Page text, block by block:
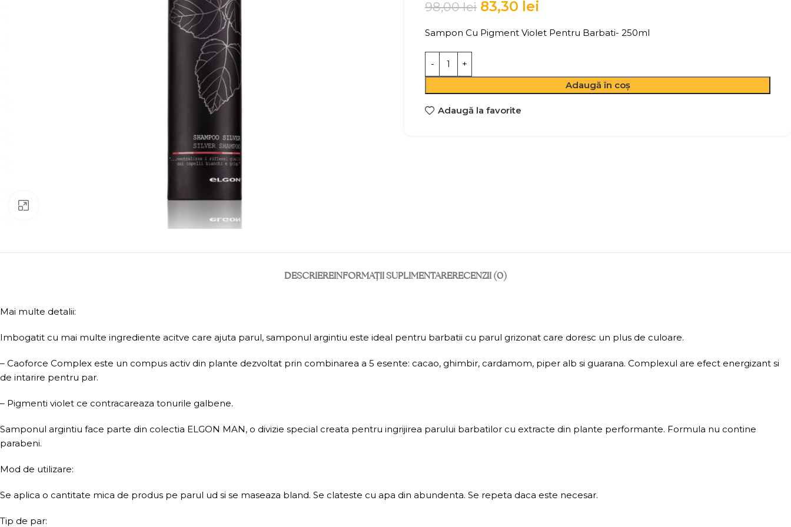
98,00lei 83,30 lei
Sampon Cu Pigment Violet Pentru Barbati- 250ml
Adaugă în coș
Adaugă la favorite
DESCRIEREINFORMAȚII SUPLIMENTARERECENZII (0)
Mai multe detalii:
Imbogatit cu mai multe ingrediente acitve care ajuta parul, samponul argintiu este ideal pentru barbatii cu parul grizonat care doresc un plus de culoare.
– Caoforce Complex este un compus activ din plante dezvoltat prin combinarea a 5 esente: cacao, ghimbir, cardamom, piper alb si guarana. Complexul are efect energizant si
de intarire pentru par.
– Pigmenti violet ce contracareaza tonurile galbene.
Samponul argintiu face parte din colectia ELGON MAN, o divizie special creata pentru ingrijirea parului barbatilor cu extracte din plante performante. Formula nu contine
parabeni.
Mod de utilizare:
Se aplica o cantitate mica de produs pe parul ud si se maseaza bland. Se clateste cu apa din abundenta. Se repeta daca este necesar.
Tip de par: